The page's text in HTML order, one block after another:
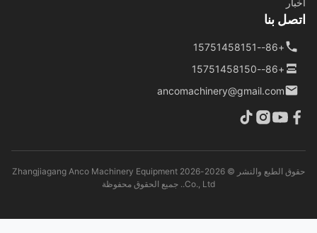
بنا
ancomachinery@gmail.com
حقوق الطبع والنشر © 2026-2026 Zhangjiagang Anco Machinery Equipment
Co., Ltd.. جميع الحقوق محفوظة